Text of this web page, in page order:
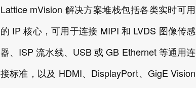
Lattice mVision 解决方案堆栈包括各类实时可用
的 IP核心，可用于连接 MIPI 和 LVDS 图像传感
器、 ISP流水线、 USB或 GB Ethernet 等通用连
接标准，以及 HDMI、 DisplayPort、GigE Vision